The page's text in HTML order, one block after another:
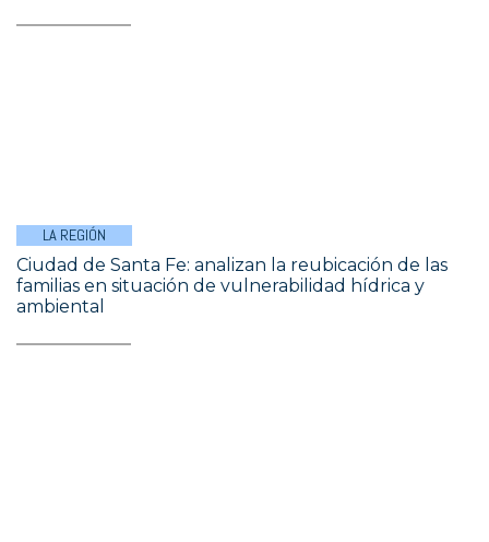
LA REGIÓN
Ciudad de Santa Fe: analizan la reubicación de las
familias en situación de vulnerabilidad hídrica y
ambiental